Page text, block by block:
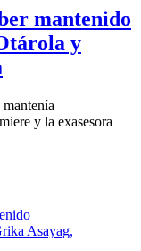
mantenido
y
y la exasesora